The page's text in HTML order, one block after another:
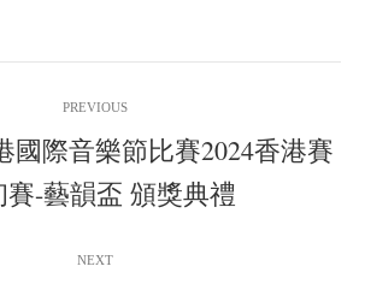
PREVIOUS
Previous
post:
國際音樂節比賽2024香港賽
賽-藝韻盃 頒獎典禮
NEXT